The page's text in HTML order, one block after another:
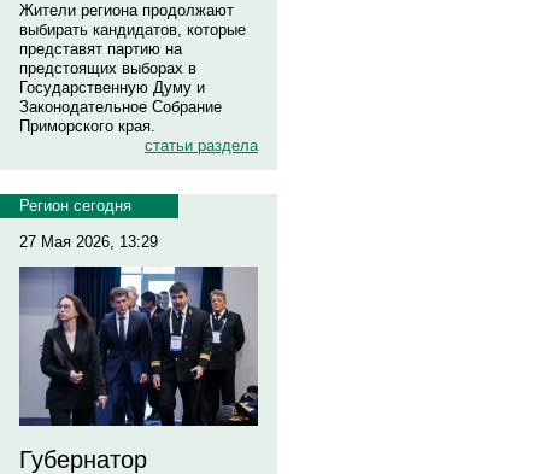
Жители региона продолжают
выбирать кандидатов, которые
представят партию на
предстоящих выборах в
Государственную Думу и
Законодательное Собрание
Приморского края.
статьи раздела
Регион сегодня
27 Мая 2026, 13:29
Губернатор